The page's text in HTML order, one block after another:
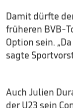
Damit dürfte
früheren BVB-
Option sein.
sagte
Auch Julien
der U23 sein